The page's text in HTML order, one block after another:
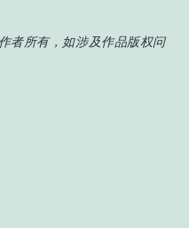
者所有，如涉及作品版权问